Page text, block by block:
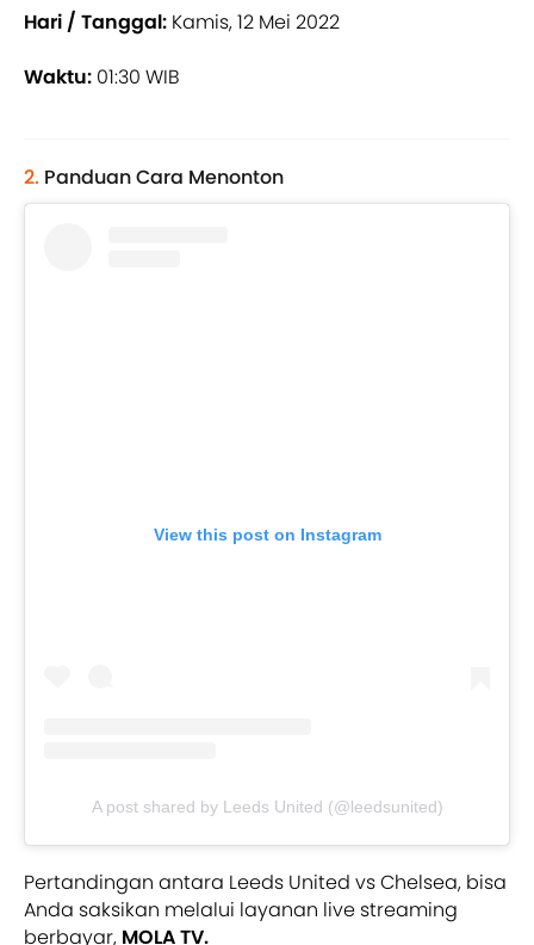
Hari / Tanggal: Kamis, 12 Mei 2022
Waktu: 01:30 WIB
2. Panduan Cara Menonton
View this post on Instagram
A post shared by Leeds United (@leedsunited)
Pertandingan antara Leeds United vs Chelsea, bisa
Anda saksikan melalui layanan live streaming
berbayar, MOLA TV.